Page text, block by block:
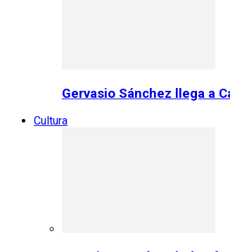
Gervasio Sánchez llega a
Cultura